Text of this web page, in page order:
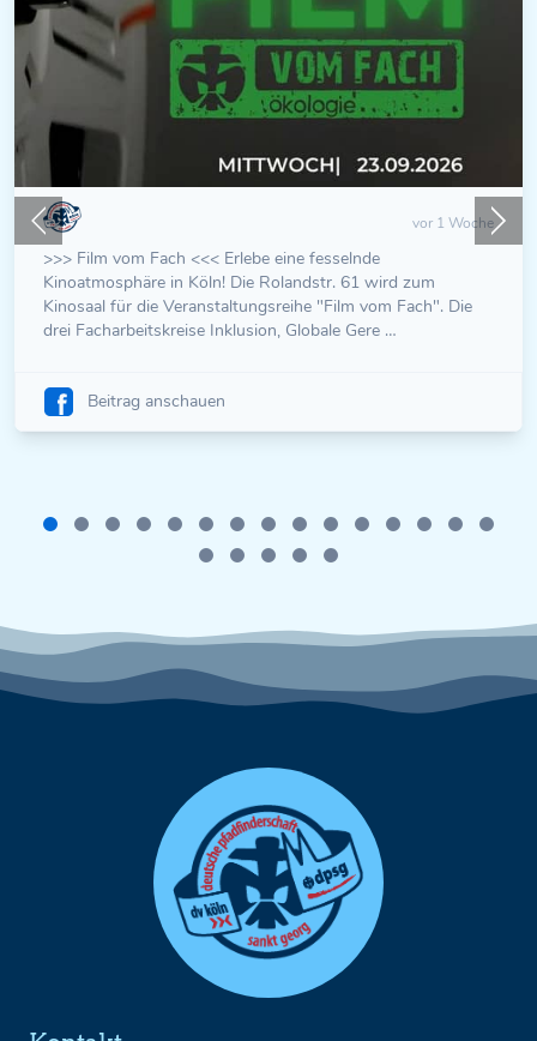
vor 1 Woche
>>> Film vom Fach <<< Erlebe eine fesselnde
Kinoatmosphäre in Köln! Die Rolandstr. 61 wird zum
Kinosaal für die Veranstaltungsreihe "Film vom Fach". Die
drei Facharbeitskreise Inklusion, Globale Gere …
Beitrag anschauen